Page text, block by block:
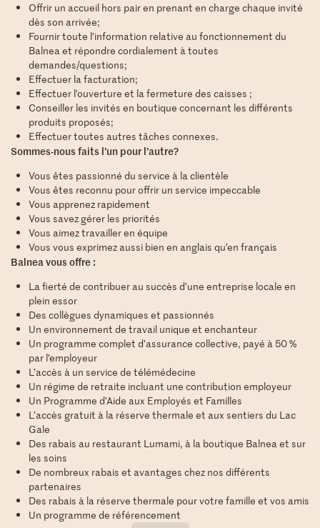
Offrir un accueil hors pair en prenant en charge chaque invité
dès son arrivée;
Fournir toute l’information relative au fonctionnement du
Balnea et répondre cordialement à toutes
demandes/questions;
Effectuer la facturation;
Effectuer l’ouverture et la fermeture des caisses ;
Conseiller les invités en boutique concernant les différents
produits proposés;
Effectuer toutes autres tâches connexes.
Sommes-nous faits l’un pour l’autre?
Vous êtes passionné du service à la clientèle
Vous êtes reconnu pour offrir un service impeccable
Vous apprenez rapidement
Vous savez gérer les priorités
Vous aimez travailler en équipe
Vous vous exprimez aussi bien en anglais qu’en français
Balnea vous offre :
La fierté de contribuer au succès d’une entreprise locale en
plein essor
Des collègues dynamiques et passionnés
Un environnement de travail unique et enchanteur
Un programme complet d’assurance collective, payé à 50 %
par l’employeur
L’accès à un service de télémédecine
Un régime de retraite incluant une contribution employeur
Un Programme d’Aide aux Employés et Familles
L’accès gratuit à la réserve thermale et aux sentiers du Lac
Gale
Des rabais au restaurant Lumami, à la boutique Balnea et sur
les soins
De nombreux rabais et avantages chez nos différents
partenaires
Des rabais à la réserve thermale pour votre famille et vos amis
Un programme de référencement